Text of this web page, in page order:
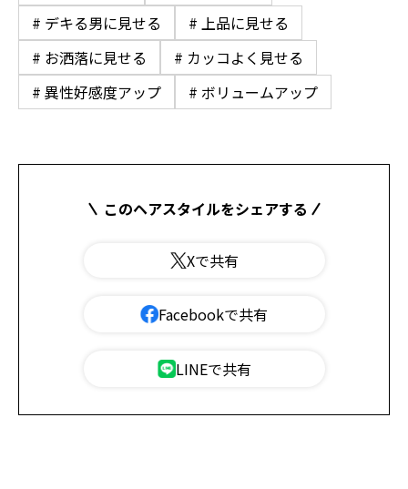
# デキる男に見せる
# 上品に見せる
# お洒落に見せる
# カッコよく見せる
# 異性好感度アップ
# ボリュームアップ
このヘアスタイルをシェアする
Xで共有
Facebookで共有
LINEで共有